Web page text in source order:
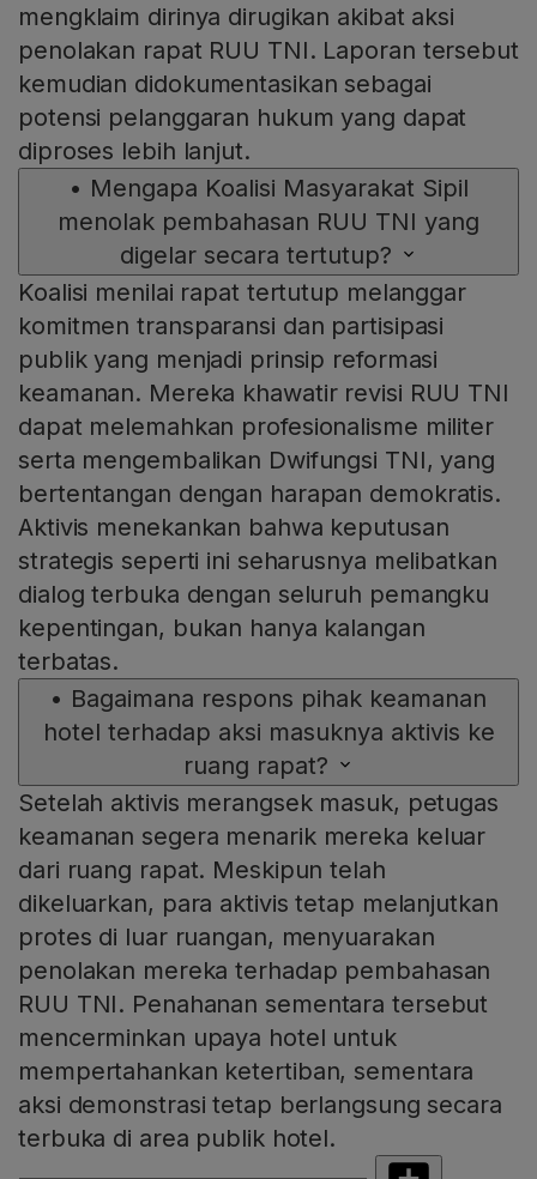
mengklaim dirinya dirugikan akibat aksi
penolakan rapat RUU TNI. Laporan tersebut
kemudian didokumentasikan sebagai
potensi pelanggaran hukum yang dapat
diproses lebih lanjut.
• Mengapa Koalisi Masyarakat Sipil
menolak pembahasan RUU TNI yang
digelar secara tertutup?
Koalisi menilai rapat tertutup melanggar
komitmen transparansi dan partisipasi
publik yang menjadi prinsip reformasi
keamanan. Mereka khawatir revisi RUU TNI
dapat melemahkan profesionalisme militer
serta mengembalikan Dwifungsi TNI, yang
bertentangan dengan harapan demokratis.
Aktivis menekankan bahwa keputusan
strategis seperti ini seharusnya melibatkan
dialog terbuka dengan seluruh pemangku
kepentingan, bukan hanya kalangan
terbatas.
• Bagaimana respons pihak keamanan
hotel terhadap aksi masuknya aktivis ke
ruang rapat?
Setelah aktivis merangsek masuk, petugas
keamanan segera menarik mereka keluar
dari ruang rapat. Meskipun telah
dikeluarkan, para aktivis tetap melanjutkan
protes di luar ruangan, menyuarakan
penolakan mereka terhadap pembahasan
RUU TNI. Penahanan sementara tersebut
mencerminkan upaya hotel untuk
mempertahankan ketertiban, sementara
aksi demonstrasi tetap berlangsung secara
terbuka di area publik hotel.